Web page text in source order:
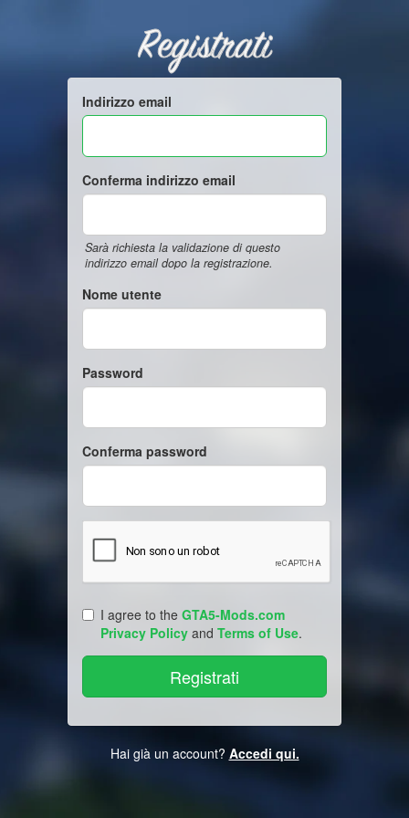
Registrati
Indirizzo email
Conferma indirizzo email
Sarà richiesta la validazione di questo
indirizzo email dopo la registrazione.
Nome utente
Password
Conferma password
I agree to the GTA5-Mods.com
Privacy Policy and Terms of Use.
Hai già un account? Accedi qui.